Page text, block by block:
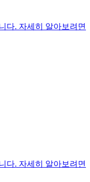
다. 자세히 알아보려면
다. 자세히 알아보려면